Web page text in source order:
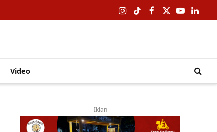
Instagram
TikTokFacebook
X
YouTube
Video
Iklan